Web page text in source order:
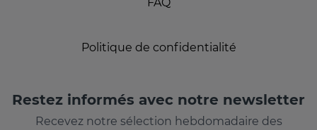
Politique de confidentialité
Restez informés avec notre newsletter
Recevez notre sélection hebdomadaire des